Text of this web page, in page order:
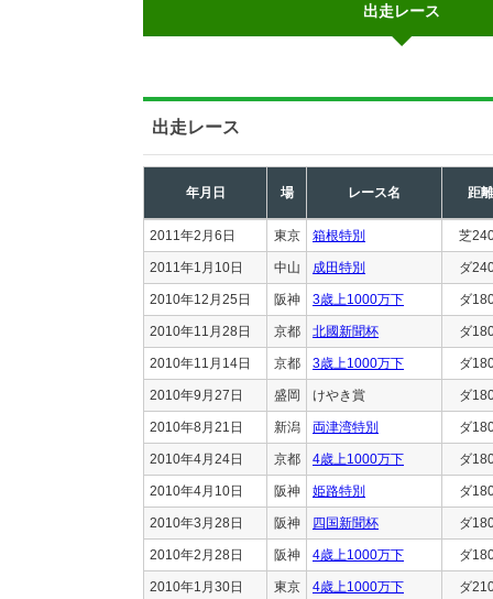
出走レース
出走レース
年月日 場 レース名 距離
2011年2月6日 東京 箱根特別 芝
2011年1月10日 中山 成田特別 ダ
2010年12月25日 阪神 3歳上1000万下 ダ
2010年11月28日 京都 北國新聞杯 ダ
2010年11月14日 京都 3歳上1000万下 ダ
2010年9月27日 盛岡 けやき賞 ダ
2010年8月21日 新潟 両津湾特別 ダ
2010年4月24日 京都 4歳上1000万下 ダ
2010年4月10日 阪神 姫路特別 ダ
2010年3月28日 阪神 四国新聞杯 ダ
2010年2月28日 阪神 4歳上1000万下 ダ
2010年1月30日 東京 4歳上1000万下 ダ